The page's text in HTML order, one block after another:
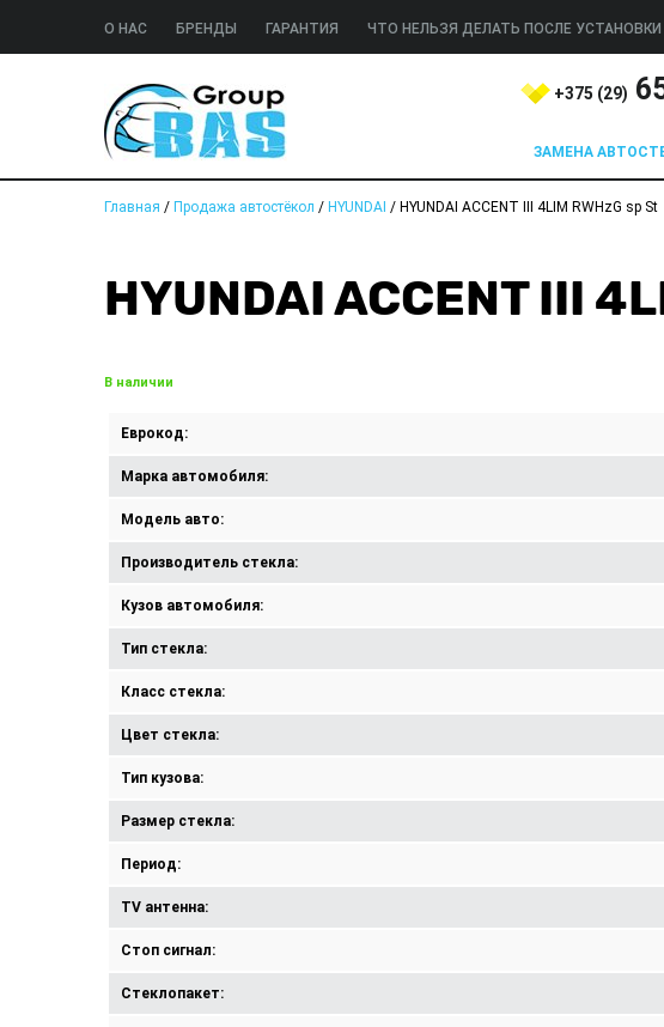
О НАС БРЕНДЫ ГАРАНТИЯ ЧТО НЕЛЬЗЯ ДЕЛАТЬ ПОСЛЕ УСТАНОВКИ
+375 (29)
ЗАМЕНА
Главная / Продажа автостёкол / HYUNDAI / HYUNDAI ACCENT III 4LIM RWHzG sp St
HYUNDAI ACCENT III
В наличии
Еврокод:
Марка автомобиля:
Модель авто:
Производитель стекла:
Кузов автомобиля:
Тип стекла:
Класс стекла:
Цвет стекла:
Тип кузова:
Размер стекла:
Период:
TV антенна:
Стоп сигнал:
Стеклопакет: